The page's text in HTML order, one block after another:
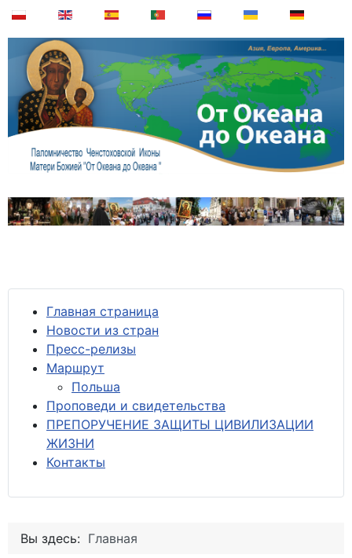
Главная страница
Новости из стран
Пресс-релизы
Маршрут
Польша
Проповеди и свидетельства
ПРЕПОРУЧЕНИЕ ЗАЩИТЫ ЦИВИЛИЗАЦИИ
ЖИЗНИ
Контакты
Вы здесь: Главная